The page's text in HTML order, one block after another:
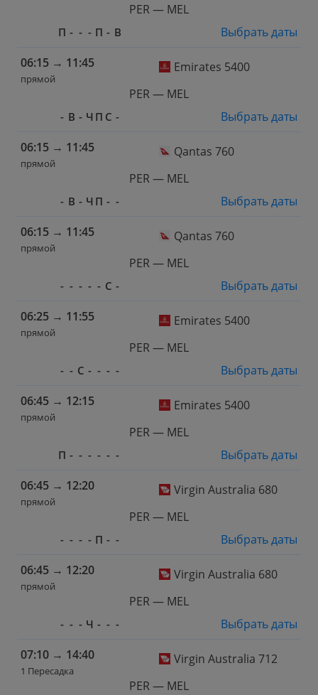
PER — MEL
П - - - П - В
Выбрать даты
06:15 → 11:45
прямой
Emirates 5400
PER — MEL
- В - Ч П С -
Выбрать даты
06:15 → 11:45
прямой
Qantas 760
PER — MEL
- В - Ч П - -
Выбрать даты
06:15 → 11:45
прямой
Qantas 760
PER — MEL
- - - - - С -
Выбрать даты
06:25 → 11:55
прямой
Emirates 5400
PER — MEL
- - С - - - -
Выбрать даты
06:45 → 12:15
прямой
Emirates 5400
PER — MEL
П - - - - - -
Выбрать даты
06:45 → 12:20
прямой
Virgin Australia 680
PER — MEL
- - - - П - -
Выбрать даты
06:45 → 12:20
прямой
Virgin Australia 680
PER — MEL
- - - Ч - - -
Выбрать даты
07:10 → 14:40
1 Пересадка
Virgin Australia 712
PER — MEL